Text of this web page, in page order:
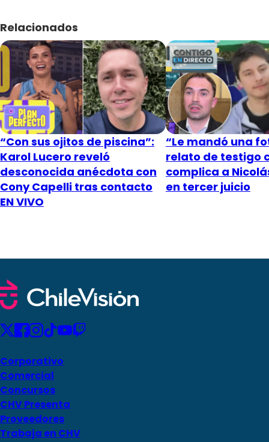
Relacionados
“Con sus ojitos de piscina”:
Karol Lucero reveló
desconocida anécdota con
Cony Capelli tras contacto
EN VIVO
“Le mandó una
relato de testigo
complica a
en tercer juicio
Corporativo
Comercial
Concursos
CHV Presenta
Proveedores
Trabaja en CHV